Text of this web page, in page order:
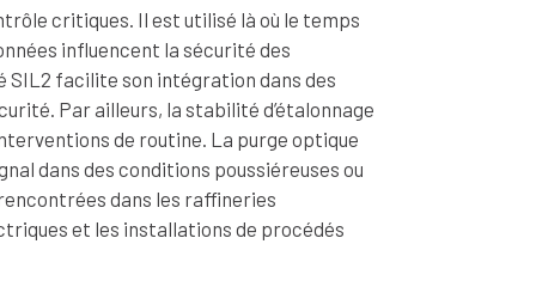
critiques. Il est utilisé là où le temps
influencent la sécurité des
SIL2 facilite son intégration dans des
Par ailleurs, la stabilité d’étalonnage
de routine. La purge optique
dans des conditions poussiéreuses ou
dans les raffineries
et les installations de procédés